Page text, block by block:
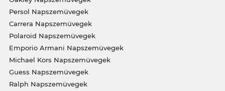
Persol Napszemüvegek
Carrera Napszemüvegek
Polaroid Napszemüvegek
Emporio Armani Napszemüvegek
Michael Kors Napszemüvegek
Guess Napszemüvegek
Ralph Napszemüvegek